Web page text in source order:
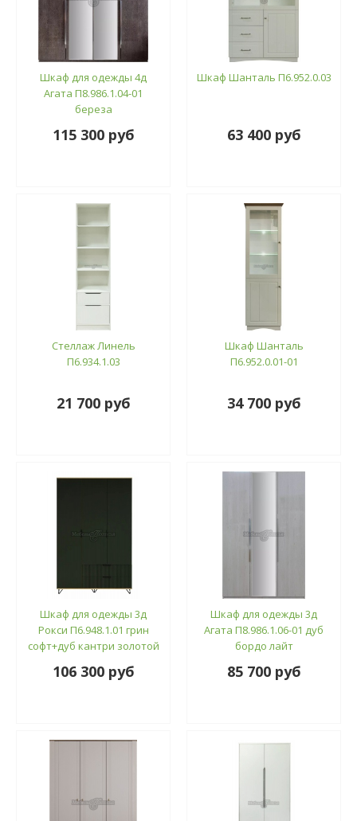
Шкаф для одежды 4д
Агата П8.986.1.04-01
береза
115 300 руб
Шкаф Шанталь П6.952.0.03
63 400 руб
Стеллаж Линель
П6.934.1.03
21 700 руб
Шкаф Шанталь
П6.952.0.01-01
34 700 руб
Шкаф для одежды 3д
Рокси П6.948.1.01 грин
софт+дуб кантри золотой
106 300 руб
Шкаф для одежды 3д
Агата П8.986.1.06-01 дуб
бордо лайт
85 700 руб